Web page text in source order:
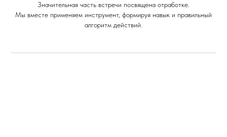
Значительная часть встречи посвящена отработке.
Мы вместе применяем инструмент, формируя навык и правильный
алгоритм действий.